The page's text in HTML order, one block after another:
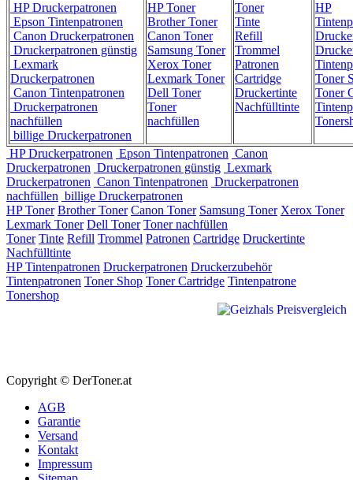
HP Druckerpatronen
Epson Tintenpatronen
Canon Druckerpatronen
Druckerpatronen günstig
Lexmark
Druckerpatronen
Canon Tintenpatronen
Druckerpatronen
nachfüllen
billige Druckerpatronen
HP Toner
Brother Toner
Canon Toner
Samsung Toner
Xerox Toner
Lexmark Toner
Dell Toner
Toner
nachfüllen
Toner
Tinte
Refill
Trommel
Patronen
Cartridge
Druckertinte
Nachfülltinte
HP
Toner
Toner
HP Druckerpatronen Epson Tintenpatronen Canon
Druckerpatronen Druckerpatronen günstig Lexmark
Druckerpatronen Canon Tintenpatronen Druckerpatronen
nachfüllen billige Druckerpatronen
HP Toner Brother Toner Canon Toner Samsung Toner Xerox Toner
Lexmark Toner Dell Toner Toner nachfüllen
Toner Tinte Refill Trommel Patronen Cartridge Druckertinte
Nachfülltinte
HP Tintenpatronen Druckerpatronen Druckerzubehör
Tintenpatronen Toner Shop Toner Cartridge Tintenpatrone
Tonershop
Copyright © DerToner.at
AGB
Garantie
Versand
Kontakt
Impressum